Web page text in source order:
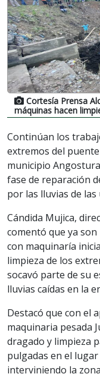
Cortesía Prensa
máquinas hacen
Continúan los
extremos del
municipio
fase de reparación
por las lluvias de
Cándida Mujica,
comentó que ya
con maquinaría
limpieza de los
socavó parte de su
lluvias caídas en la
Destacó que con el
maquinaria pesada
dragado y limpieza
pulgadas en el
interviniendo la